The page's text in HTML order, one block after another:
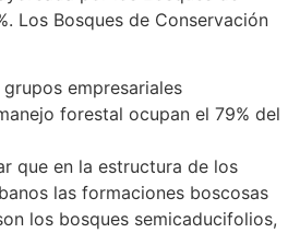
Los Bosques de Conservación
empresariales
forestal ocupan el 79% del
que en la estructura de los
las formaciones boscosas
los bosques semicaducifolios,